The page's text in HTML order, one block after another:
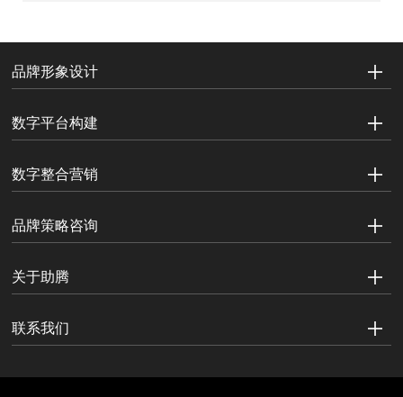
品牌形象设计
数字平台构建
数字整合营销
品牌策略咨询
关于助腾
联系我们